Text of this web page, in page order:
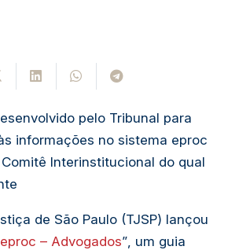
pelo Tribunal para
informações no sistema eproc
Interinstitucional do qual
de São Paulo (TJSP) lançou
– Advogados”, um guia